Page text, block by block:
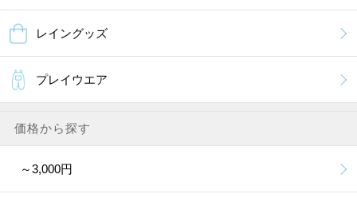
レイングッズ
プレイウエア
価格から探す
～3,000円